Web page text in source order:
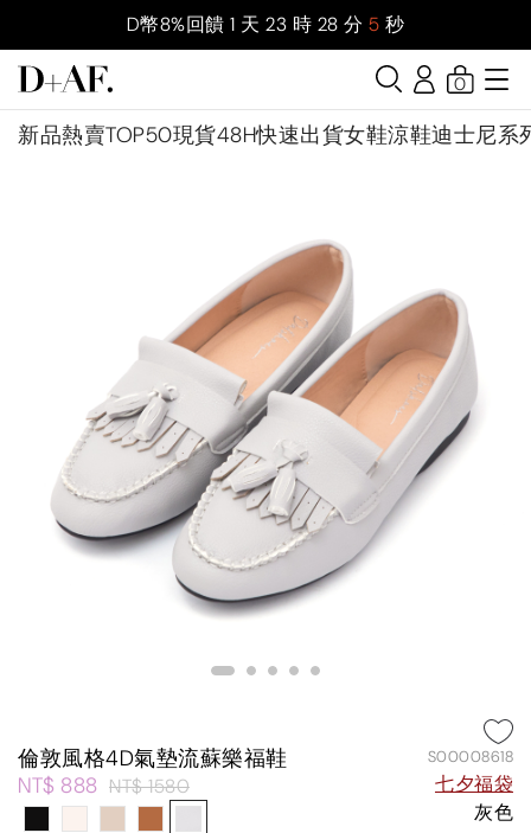
D幣8%回饋 1 天 23 時 28 分 4 秒
新品熱賣TOP50現貨48H快速出貨女鞋涼鞋迪士尼系
0
倫敦風格4D氣墊流蘇樂福鞋 S00008618
NT$ 888 NT$ 1580
七夕福袋
灰色